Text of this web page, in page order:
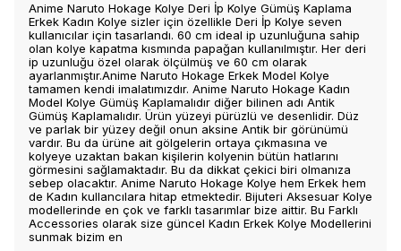
Anime Naruto Hokage Kolye Deri İp Kolye Gümüş Kaplama
Erkek Kadın Kolye sizler için özellikle Deri İp Kolye seven
kullanıcılar için tasarlandı. 60 cm ideal ip uzunluğuna sahip
olan kolye kapatma kısmında papağan kullanılmıştır. Her deri
ip uzunluğu özel olarak ölçülmüş ve 60 cm olarak
ayarlanmıştır.Anime Naruto Hokage Erkek Model Kolye
tamamen kendi imalatımızdır. Anime Naruto Hokage Kadın
Model Kolye Gümüş Kaplamalıdır diğer bilinen adı Antik
Gümüş Kaplamalıdır. Ürün yüzeyi pürüzlü ve desenlidir. Düz
ve parlak bir yüzey değil onun aksine Antik bir görünümü
vardır. Bu da ürüne ait gölgelerin ortaya çıkmasına ve
kolyeye uzaktan bakan kişilerin kolyenin bütün hatlarını
görmesini sağlamaktadır. Bu da dikkat çekici biri olmanıza
sebep olacaktır. Anime Naruto Hokage Kolye hem Erkek hem
de Kadın kullancılara hitap etmektedir. Bijuteri Aksesuar Kolye
modellerinde en çok ve farklı tasarımlar bize aittir. Bu Farklı
Accessories olarak size güncel Kadın Erkek Kolye Modellerini
sunmak bizim en